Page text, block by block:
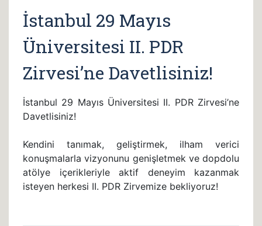
İstanbul 29 Mayıs
Üniversitesi II. PDR
Zirvesi’ne Davetlisiniz!
İstanbul 29 Mayıs Üniversitesi II. PDR Zirvesi’ne
Davetlisiniz!
Kendini tanımak, geliştirmek, ilham verici
konuşmalarla vizyonunu genişletmek ve dopdolu
atölye içerikleriyle aktif deneyim kazanmak
isteyen herkesi II. PDR Zirvemize bekliyoruz!